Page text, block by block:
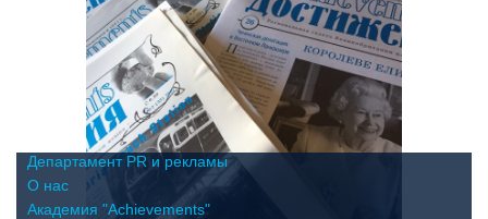
Департамент PR и рекламы
О нас
Академия "Achievements"